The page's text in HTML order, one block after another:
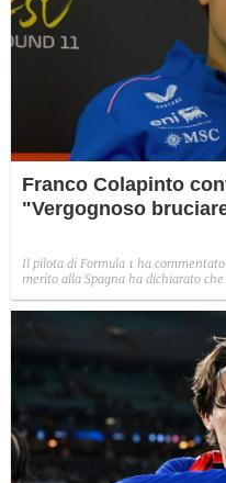
Franco Colapinto
"Vergognoso
Il pilota di Formula 1 ha
merito alla Spagna ha dichiarato